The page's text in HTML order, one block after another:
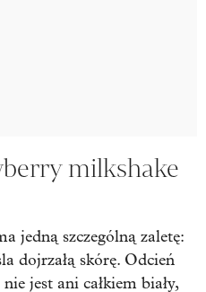
milkshake
jedną szczególną zaletę:
dojrzałą skórę. Odcień
jest ani całkiem biały,